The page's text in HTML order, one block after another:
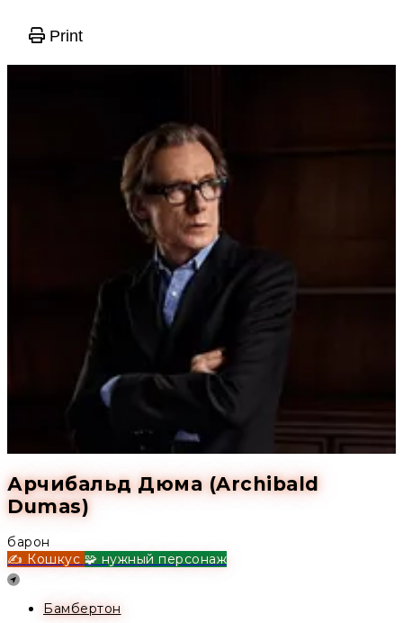
Print
Арчибальд Дюма (Archibald
Dumas)
барон
✍️ Кошкус 🧩 нужный персонаж
Location
Бамбертон